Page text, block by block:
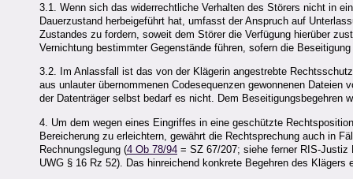
3.1. Wenn sich das widerrechtliche Verhalten des Störers nicht in
Dauerzustand herbeigeführt hat, umfasst der Anspruch auf
Zustandes zu fordern, soweit dem Störer die Verfügung hierüber
Vernichtung bestimmter Gegenstände führen, sofern die
3.2. Im Anlassfall ist das von der Klägerin angestrebte
aus unlauter übernommenen Codesequenzen gewonnenen
der Datenträger selbst bedarf es nicht. Dem Beseitigungsbegehren
4. Um dem wegen eines Eingriffes in eine geschützte
Bereicherung zu erleichtern, gewährt die Rechtsprechung auch in
Rechnungslegung (4 Ob 78/94 = SZ 67/207; siehe ferner RIS-Justiz
UWG § 16 Rz 52). Das hinreichend konkrete Begehren des